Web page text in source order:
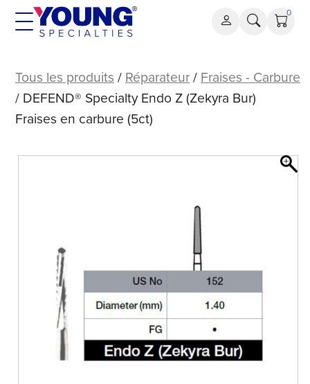
Aller
0
Fraises
en
carbure
Endo
Tous les produits / Réparateur/ Fraises - Carbure
/ DEFEND® Specialty Endo Z (Zekyra Bur)
Fraises en carbure (5ct)